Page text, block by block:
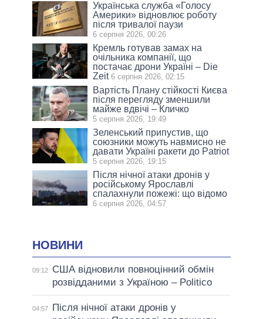
Українська служба «Голосу
Америки» відновлює роботу
після тривалої паузи
6 серпня 2026, 00:26
Кремль готував замах на
очільника компанії, що
постачає дрони Україні – Die
Zeit 6 серпня 2026, 02:15
Вартість Плану стійкості Києва
після перегляду зменшили
майже вдвічі – Кличко
5 серпня 2026, 19:49
Зеленський припустив, що
союзники можуть навмисно не
давати Україні ракети до Patriot
5 серпня 2026, 19:15
Після нічної атаки дронів у
російському Ярославлі
спалахнули пожежі: що відомо
6 серпня 2026, 04:57
НОВИНИ
09:12
США відновили повноцінний обмін
розвідданими з Україною – Politico
04:57
Після нічної атаки дронів у